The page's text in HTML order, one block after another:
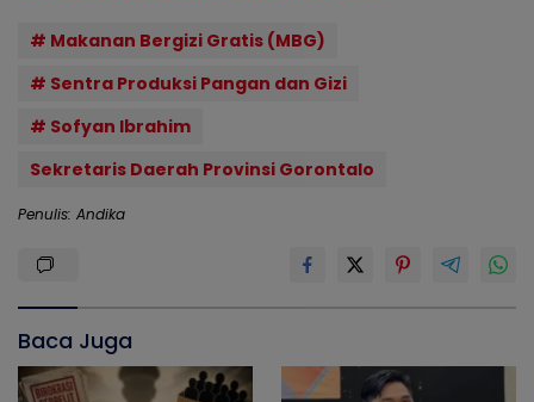
# Makanan Bergizi Gratis (MBG)
# Sentra Produksi Pangan dan Gizi
# Sofyan Ibrahim
Sekretaris Daerah Provinsi Gorontalo
Penulis: Andika
Baca Juga